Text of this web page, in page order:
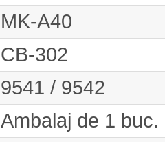
MK-A40
CB-302
9541 / 9542
Ambalaj de 1 buc.